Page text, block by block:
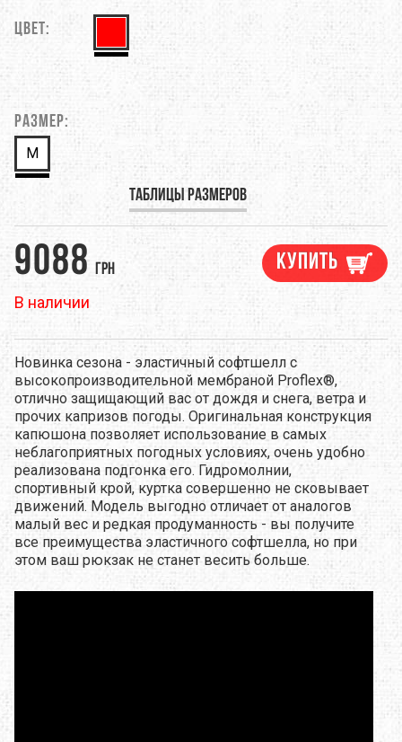
Цвет:
Размер:
M
Таблицы размеров
9088 грн
В наличии
Купить
Новинка сезона - эластичный софтшелл с
высокопроизводительной мембраной Proflex®,
отлично защищающий вас от дождя и снега, ветра и
прочих капризов погоды. Оригинальная конструкция
капюшона позволяет использование в самых
неблагоприятных погодных условиях, очень удобно
реализована подгонка его. Гидромолнии,
спортивный крой, куртка совершенно не сковывает
движений. Модель выгодно отличает от аналогов
малый вес и редкая продуманность - вы получите
все преимущества эластичного софтшелла, но при
этом ваш рюкзак не станет весить больше.